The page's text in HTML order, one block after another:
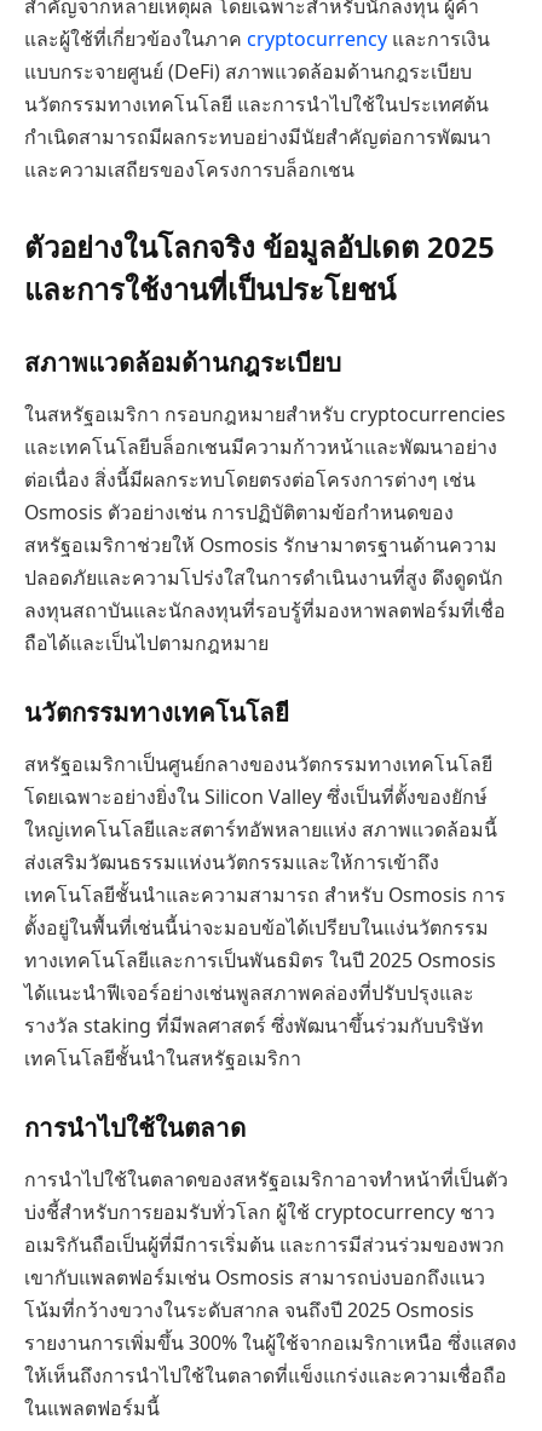
สำคัญจากหลายเหตุผล โดยเฉพาะสำหรับนักลงทุน ผู้ค้า
และผู้ใช้ที่เกี่ยวข้องในภาค cryptocurrency และการเงิน
แบบกระจายศูนย์ (DeFi) สภาพแวดล้อมด้านกฎระเบียบ
นวัตกรรมทางเทคโนโลยี และการนำไปใช้ในประเทศต้น
กำเนิดสามารถมีผลกระทบอย่างมีนัยสำคัญต่อการพัฒนา
และความเสถียรของโครงการบล็อกเชน
ตัวอย่างในโลกจริง ข้อมูลอัปเดต 2025
และการใช้งานที่เป็นประโยชน์
สภาพแวดล้อมด้านกฎระเบียบ
ในสหรัฐอเมริกา กรอบกฎหมายสำหรับ cryptocurrencies
และเทคโนโลยีบล็อกเชนมีความก้าวหน้าและพัฒนาอย่าง
ต่อเนื่อง สิ่งนี้มีผลกระทบโดยตรงต่อโครงการต่างๆ เช่น
Osmosis ตัวอย่างเช่น การปฏิบัติตามข้อกำหนดของ
สหรัฐอเมริกาช่วยให้ Osmosis รักษามาตรฐานด้านความ
ปลอดภัยและความโปร่งใสในการดำเนินงานที่สูง ดึงดูดนัก
ลงทุนสถาบันและนักลงทุนที่รอบรู้ที่มองหาพลตฟอร์มที่เชื่อ
ถือได้และเป็นไปตามกฎหมาย
นวัตกรรมทางเทคโนโลยี
สหรัฐอเมริกาเป็นศูนย์กลางของนวัตกรรมทางเทคโนโลยี
โดยเฉพาะอย่างยิ่งใน Silicon Valley ซึ่งเป็นที่ตั้งของยักษ์
ใหญ่เทคโนโลยีและสตาร์ทอัพหลายแห่ง สภาพแวดล้อมนี้
ส่งเสริมวัฒนธรรมแห่งนวัตกรรมและให้การเข้าถึง
เทคโนโลยีชั้นนำและความสามารถ สำหรับ Osmosis การ
ตั้งอยู่ในพื้นที่เช่นนี้น่าจะมอบข้อได้เปรียบในแง่นวัตกรรม
ทางเทคโนโลยีและการเป็นพันธมิตร ในปี 2025 Osmosis
ได้แนะนำฟีเจอร์อย่างเช่นพูลสภาพคล่องที่ปรับปรุงและ
รางวัล staking ที่มีพลศาสตร์ ซึ่งพัฒนาขึ้นร่วมกับบริษัท
เทคโนโลยีชั้นนำในสหรัฐอเมริกา
การนำไปใช้ในตลาด
การนำไปใช้ในตลาดของสหรัฐอเมริกาอาจทำหน้าที่เป็นตัว
บ่งชี้สำหรับการยอมรับทั่วโลก ผู้ใช้ cryptocurrency ชาว
อเมริกันถือเป็นผู้ที่มีการเริ่มต้น และการมีส่วนร่วมของพวก
เขากับแพลตฟอร์มเช่น Osmosis สามารถบ่งบอกถึงแนว
โน้มที่กว้างขวางในระดับสากล จนถึงปี 2025 Osmosis
รายงานการเพิ่มขึ้น 300% ในผู้ใช้จากอเมริกาเหนือ ซึ่งแสดง
ให้เห็นถึงการนำไปใช้ในตลาดที่แข็งแกร่งและความเชื่อถือ
ในแพลตฟอร์มนี้